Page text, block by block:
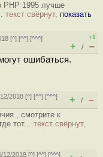
PHP 1995 лучше
текст свёрнут, показать
[^] [^^] [^^^]
+1
+ / –
ошибаться.
2018 [^] [^^] [^^^]
+ / –
, смотрите к
тот... текст свёрнут,
12/2018 [^] [^^] [^^^]